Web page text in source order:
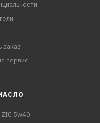
заказ
сервис
5w40